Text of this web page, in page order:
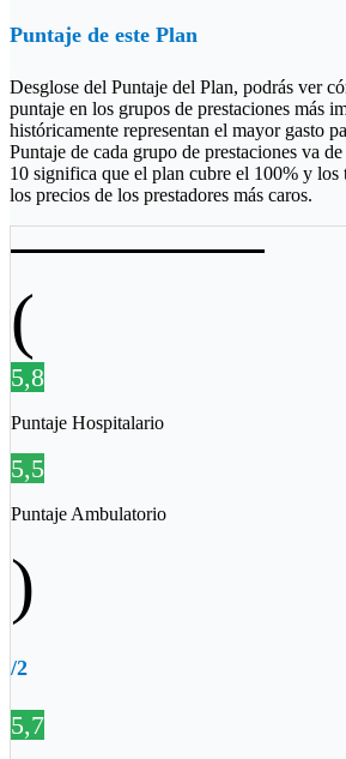
Puntaje de este Plan
Desglose del Puntaje del Plan, podrás ver
puntaje en los grupos de prestaciones más
históricamente representan el mayor gasto
Puntaje de cada grupo de prestaciones va
10 significa que el plan cubre el 100% y los
los precios de los prestadores más caros.
Prestador
(
5,8
Puntaje Hospitalario
5,5
Puntaje Ambulatorio
)
/2
5,7